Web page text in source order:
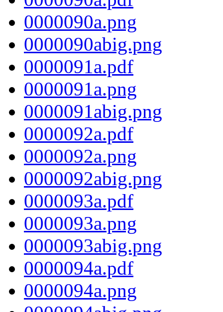
0000090a.png
0000090abig.png
0000091a.pdf
0000091a.png
0000091abig.png
0000092a.pdf
0000092a.png
0000092abig.png
0000093a.pdf
0000093a.png
0000093abig.png
0000094a.pdf
0000094a.png